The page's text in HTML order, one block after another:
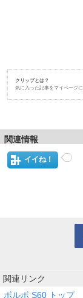
クリップとは？
気に入った記事をマイページ
関連情報
イイね！
関連リンク
ボルボ S60 トップ